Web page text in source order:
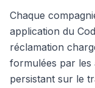
Chaque
application du
réclamation
formulées par les
persistant sur le